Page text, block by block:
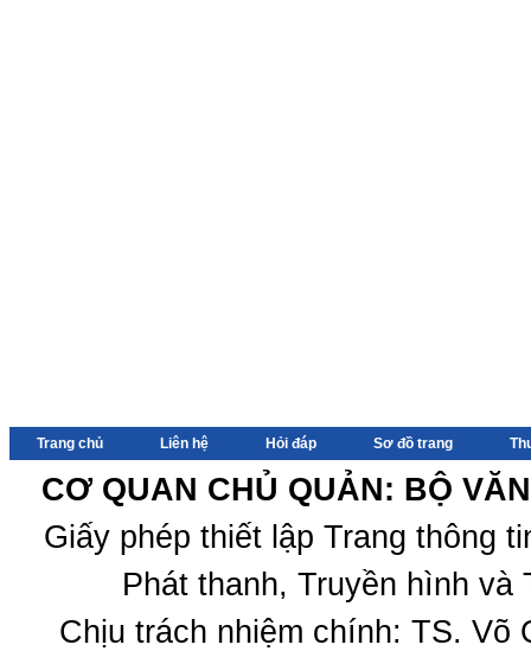
Trang chủ Liên hệ Hỏi đáp Sơ đồ trang
CƠ QUAN CHỦ QUẢN: BỘ
Giấy phép thiết lập Trang thông
Phát thanh, Truyền hình
Chịu trách nhiệm chính: TS.